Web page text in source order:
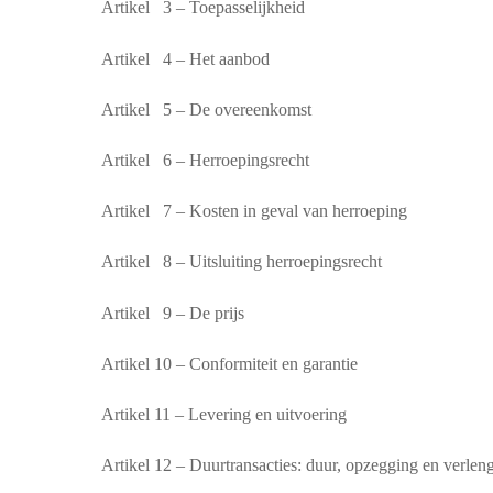
Artikel 3 – Toepasselijkheid
Artikel 4 – Het aanbod
Artikel 5 – De overeenkomst
Artikel 6 – Herroepingsrecht
Artikel 7 – Kosten in geval van herroeping
Artikel 8 – Uitsluiting herroepingsrecht
Artikel 9 – De prijs
Artikel 10 – Conformiteit en garantie
Artikel 11 – Levering en uitvoering
Artikel 12 – Duurtransacties: duur, opzegging en